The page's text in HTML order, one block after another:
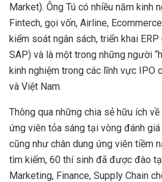
Market). Ông Tú có nhiều năm kinh
Fintech, gọi vốn, Airline,
kiểm soát ngân sách, triển khai
SAP) và là một trong những người
kinh nghiệm trong các lĩnh vực IPO
và Việt Nam.
Thông qua những chia sẻ hữu ích
ứng viên tỏa sáng tại vòng đánh
cũng như chân dung ứng viên tiềm
tìm kiếm, 60 thí sinh đã được đào
Marketing, Finance, Supply Chain